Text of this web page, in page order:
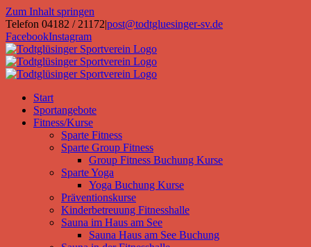
Zum Inhalt springen
Telefon 04182 / 21172|post@todtgluesinger-sv.de
FacebookInstagram
Start
Sportangebote
Fitness/Kurse
Sparte Fitness
Sparte Group Fitness
Group Fitness Buchung Kurse
Sparte Yoga
Yoga Buchung Kurse
Präventionskurse
Kinderbetreuung Fitnesshalle
Sauna im Haus am See
Sauna Haus am See Buchung